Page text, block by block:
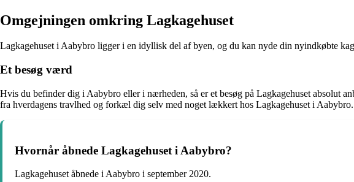
Omgejningen omkring Lagkagehuset
Lagkagehuset i Aabybro ligger i en idyllisk del af byen, og du kan nyde din nyindkøbte
Et besøg værd
Hvis du befinder dig i Aabybro eller i nærheden, så er et besøg på Lagkagehuset absolut
fra hverdagens travlhed og forkæl dig selv med noget lækkert hos Lagkagehuset i Aabybro.
Hvornår åbnede Lagkagehuset i Aabybro?
Lagkagehuset åbnede i Aabybro i september 2020.